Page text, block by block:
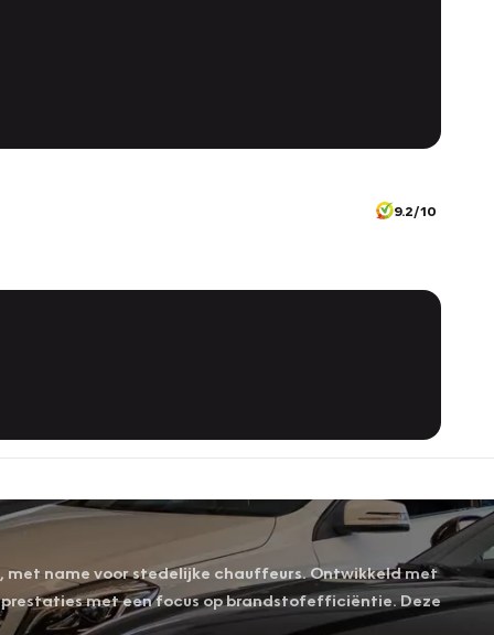
9.2/10
met name voor stedelijke chauffeurs. Ontwikkeld met
met een focus op brandstofefficiëntie. Deze